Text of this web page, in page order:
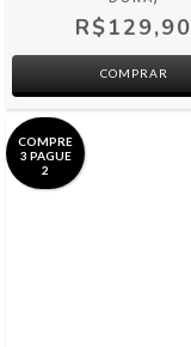
R$129,90
COMPRE
3 PAGUE
2